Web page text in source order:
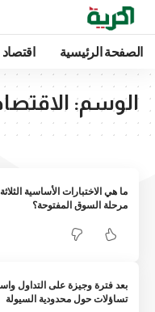
الصفحة الرئيسية اقتصاد
الوسم:
ما هي الاختبارات الأساسية
مرحلة السوق المفتوحة؟
بعد فترة وجيزة على التداول
تساؤلات حول محدودية السيولة